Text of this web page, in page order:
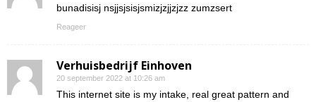
bunadisisj nsjjsjsisjsmizjzjjzjzz zumzsert
Reageer
Verhuisbedrijf Einhoven
20 september 2022 at 10:26 am
This internet site is my intake, real great pattern and